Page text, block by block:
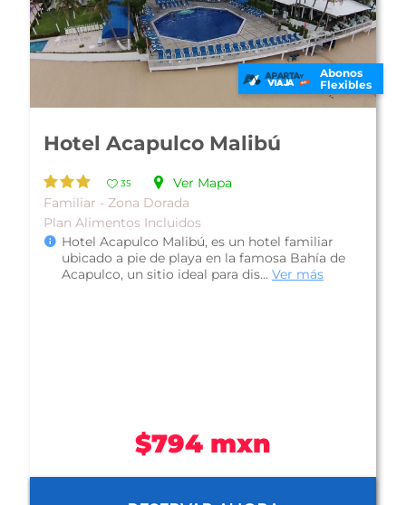
Abonos
Flexibles
Hotel Acapulco Malibú
35
Ver Mapa
Familiar - Zona Dorada
Plan Alimentos Incluidos
Hotel Acapulco Malibú, es un hotel familiar
ubicado a pie de playa en la famosa Bahía de
Acapulco, un sitio ideal para dis... Ver más
$794 mxn